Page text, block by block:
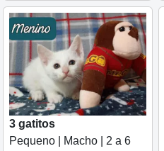
3 gatitos
Pequeno | Macho | 2 a 6